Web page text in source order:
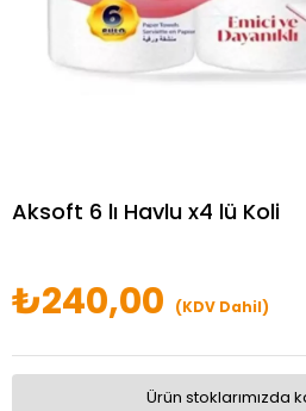
Aksoft 6 lı Havlu x4 lü Koli
₺240,00 (KDV Dahil)
Ürün stoklarımızda